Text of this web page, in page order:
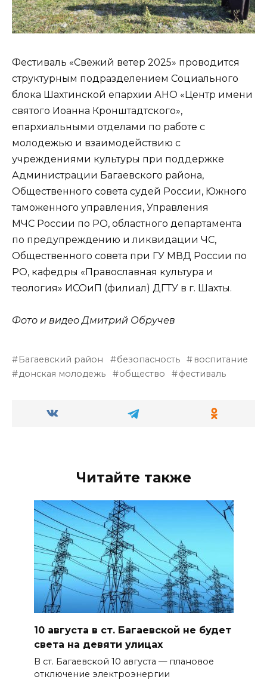
Фестиваль «Свежий ветер 2025» проводится
структурным подразделением Социального
блока Шахтинской епархии АНО «Центр имени
святого Иоанна Кронштадтского»,
епархиальными отделами по работе с
молодежью и взаимодействию с
учреждениями культуры при поддержке
Администрации Багаевского района,
Общественного совета судей России, Южного
таможенного управления, Управления
МЧС России по РО, областного департамента
по предупреждению и ликвидации ЧС,
Общественного совета при ГУ МВД России по
РО, кафедры «Православная культура и
теология» ИСОиП (филиал) ДГТУ в г. Шахты.
Фото и видео Дмитрий Обручев
Багаевский район безопасность
воспитание
донская молодежь
общество фестиваль
Читайте также
10 августа в ст. Багаевской не будет
света на девяти улицах
В ст. Багаевской 10 августа — плановое
отключение электроэнергии